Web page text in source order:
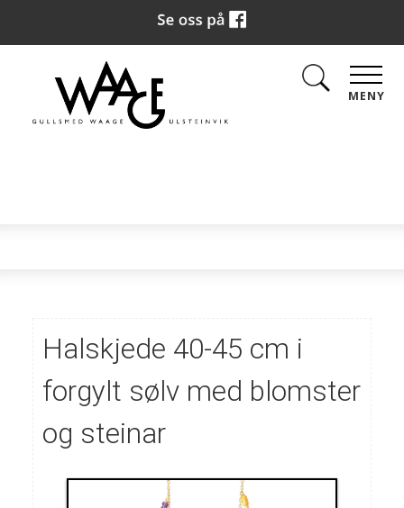
MENY
Halskjede 40-45 cm i
forgylt sølv med blomster
og steinar